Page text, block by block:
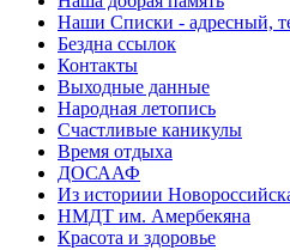
Наши Списки -
Бездна ссылок
Контакты
Выходные данные
Народная летопись
Счастливые каникулы
Время отдыха
ДОСААФ
Из историии
НМДТ им. Амербекяна
Красота и здоровье